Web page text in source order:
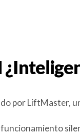
por LiftMaster,